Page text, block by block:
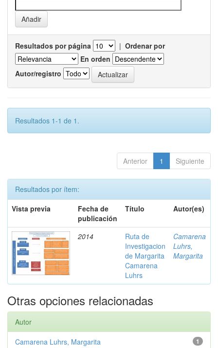
Resultados por página | Ordenar por
En orden
Autor/registro
Resultados 1-1 de 1.
Anterior 1 Siguiente
Resultados por ítem:
Vista previa
Fecha de
publicación
Título Autor(es)
2014
Ruta de
Investigacion
de Margarita
Camarena
Luhrs
Camarena
Luhrs,
Margarita
Otras opciones relacionadas
Autor
1
Camarena Luhrs, Margarita